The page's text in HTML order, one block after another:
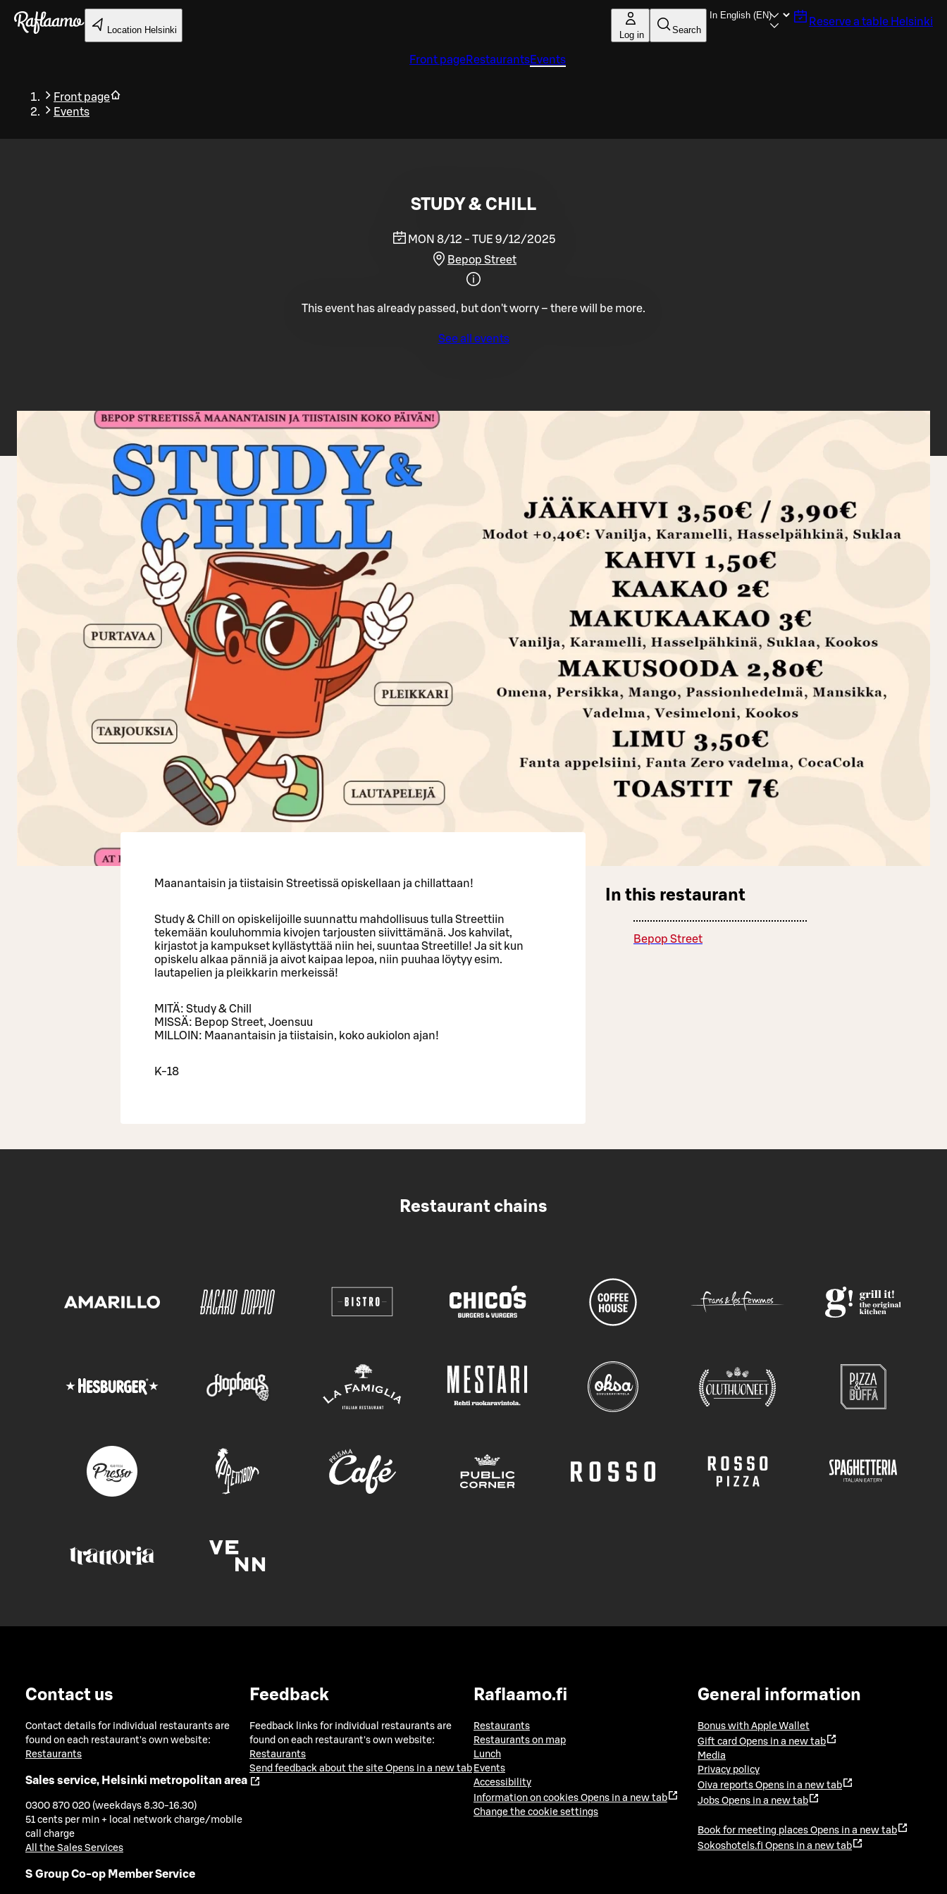
Skip to main content
Location Helsinki Log in Search
Reserve a table Helsinki
Front pageRestaurantsEvents
Front page
Events
Back
STUDY & CHILL
MON 8/12 - TUE 9/12/2025
Bepop Street
This event has already passed, but don't worry – there will be more.
See all events
Maanantaisin ja tiistaisin Streetissä opiskellaan ja chillattaan!
Study & Chill on opiskelijoille suunnattu mahdollisuus tulla Streettiin
tekemään kouluhommia kivojen tarjousten siivittämänä. Jos kahvilat,
kirjastot ja kampukset kyllästyttää niin hei, suuntaa Streetille! Ja sit kun
opiskelu alkaa pänniä ja aivot kaipaa lepoa, niin puuhaa löytyy esim.
lautapelien ja pleikkarin merkeissä!
MITÄ: Study & Chill
MISSÄ: Bepop Street, Joensuu
MILLOIN: Maanantaisin ja tiistaisin, koko aukiolon ajan!
K-18
In this restaurant
Bepop Street
Restaurant chains
Contact us
Contact details for individual restaurants are
found on each restaurant's own website:
Restaurants
Sales service, Helsinki metropolitan area
0300 870 020 (weekdays 8.30-16.30)
51 cents per min + local network charge/mobile
call charge
All the Sales Services
S Group Co-op Member Service
Feedback
Feedback links for individual restaurants are
found on each restaurant's own website:
Restaurants
Send feedback about the site Opens in a new tab
Raflaamo.fi
Restaurants
Restaurants on map
Lunch
Events
Accessibility
Information on cookies Opens in a new tab
Change the cookie settings
General information
Bonus with Apple Wallet
Gift card Opens in a new tab
Media
Privacy policy
Oiva reports Opens in a new tab
Jobs Opens in a new tab
Book for meeting places Opens in a new tab
Sokoshotels.fi Opens in a new tab